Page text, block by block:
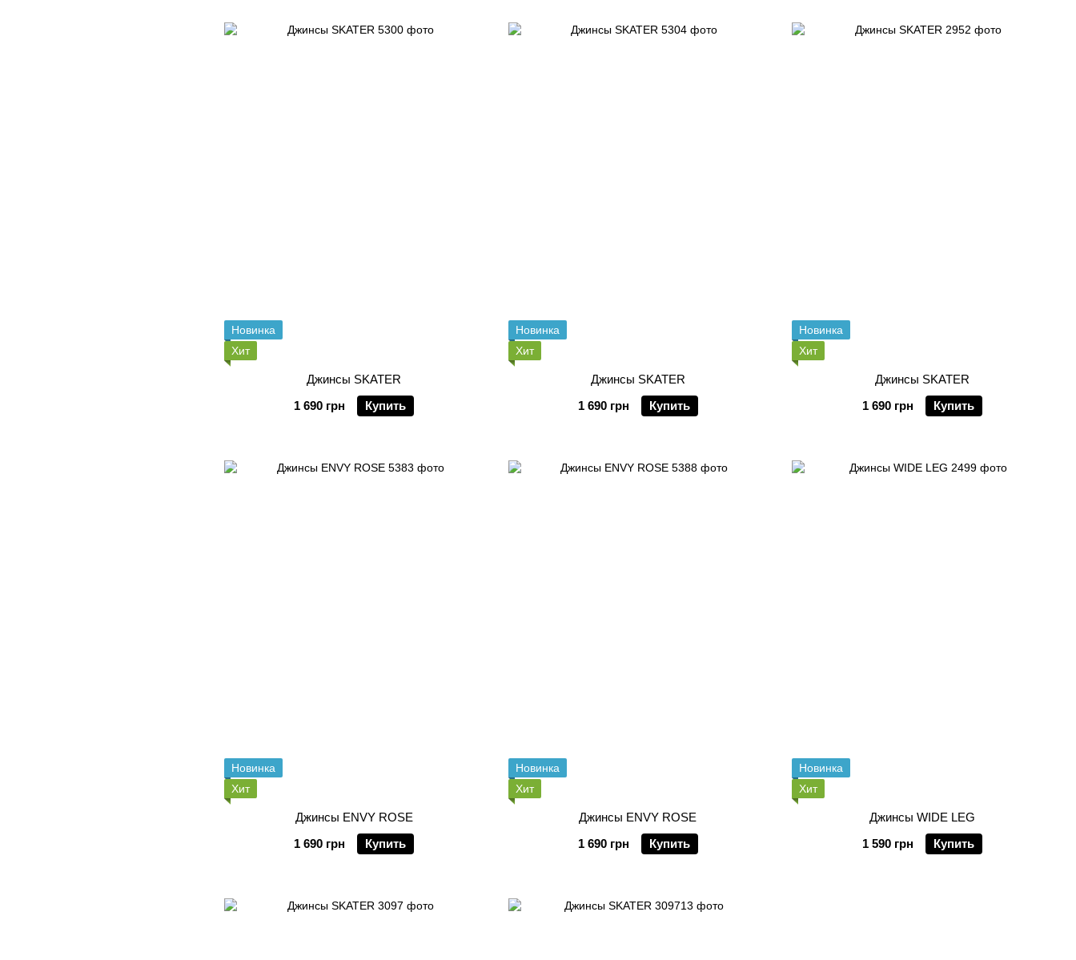
Новинка
Хит
Джинсы SKATER
1 690 грн
Купить
Новинка
Хит
Джинсы SKATER
1 690 грн
Купить
Новинка
Хит
Джинсы SKATER
1 690 грн
Купить
Новинка
Хит
Джинсы ENVY ROSE
1 690 грн
Купить
Новинка
Хит
Джинсы ENVY ROSE
1 690 грн
Купить
Новинка
Хит
Джинсы WIDE LEG
1 590 грн
Купить